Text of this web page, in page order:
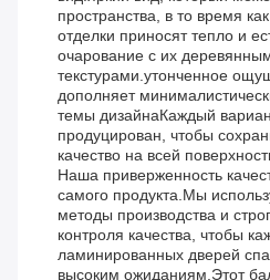
пространства, в то время
отделки приносят тепло и
очарование с их
текстурами.утонченное
дополняет
темы дизайнаКаждый
продуцирован, чтобы
качество на всей
Наша приверженность
самого продукта.Мы
методы производства и
контроля качества, чтобы
ламинированных дверей
высоким ожиданиям.Этот